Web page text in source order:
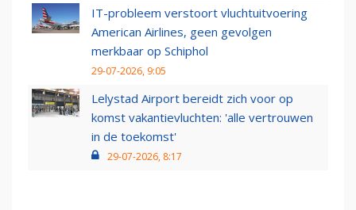
IT-probleem verstoort vluchtuitvoering
American Airlines, geen gevolgen
merkbaar op Schiphol
29-07-2026, 9:05
Lelystad Airport bereidt zich voor op
komst vakantievluchten: 'alle vertrouwen
in de toekomst'
29-07-2026, 8:17